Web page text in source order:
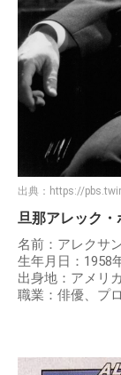
出典： https://
旦那アレック
名前：アレクサ
生年月日：1958
出身地：アメリ
職業：俳優、プ